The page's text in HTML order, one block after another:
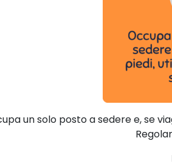
un solo posto a sedere e, se